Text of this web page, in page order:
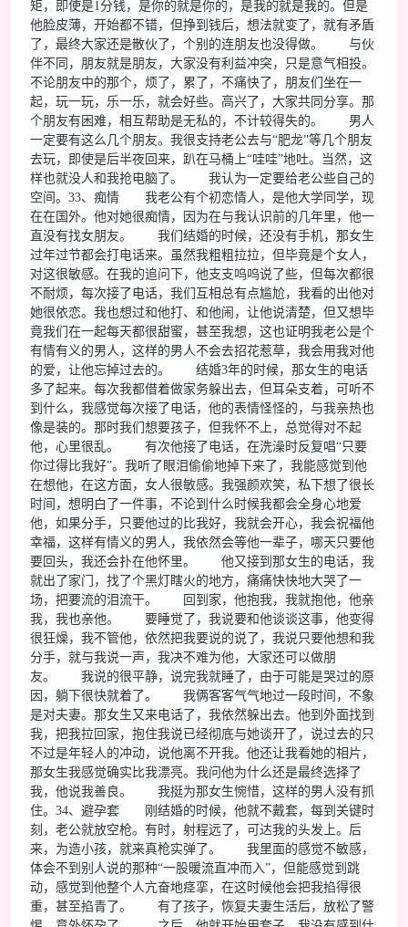
矩，即使是1分钱，是你的就是你的，是我的就是我的。但是
他脸皮薄，开始都不错，但挣到钱后，想法就变了，就有矛盾
了，最终大家还是散伙了，个别的连朋友也没得做。 与伙
伴不同，朋友就是朋友，大家没有利益冲突，只是意气相投。
不论朋友中的那个，烦了，累了，不痛快了，朋友们坐在一
起，玩一玩，乐一乐，就会好些。高兴了，大家共同分享。那
个朋友有困难，相互帮助是无私的，不计较得失的。 男人
一定要有这么几个朋友。我很支持老公去与“肥龙”等几个朋友
去玩，即使是后半夜回来，趴在马桶上“哇哇”地吐。当然，这
样也就没人和我抢电脑了。 我认为一定要给老公些自己的
空间。33、痴情 我老公有个初恋情人，是他大学同学，现
在在国外。他对她很痴情，因为在与我认识前的几年里，他一
直没有找女朋友。 我们结婚的时候，还没有手机，那女生
过年过节都会打电话来。虽然我粗粗拉拉，但毕竟是个女人，
对这很敏感。在我的追问下，他支支呜呜说了些，但每次都很
不耐烦，每次接了电话，我们互相总有点尴尬，我看的出他对
她很依恋。我也想过和他打、和他闹，让他说清楚，但又想毕
竟我们在一起每天都很甜蜜，甚至我想，这也证明我老公是个
有情有义的男人，这样的男人不会去招花惹草，我会用我对他
的爱，让他忘掉过去的。 结婚3年的时候，那女生的电话
多了起来。每次我都借着做家务躲出去，但耳朵支着，可听不
到什么，我感觉每次接了电话，他的表情怪怪的，与我亲热也
像是装的。那时我们想要孩子，但我怀不上，总觉得对不起
他，心里很乱。 有次他接了电话，在洗澡时反复唱“只要
你过得比我好”。我听了眼泪偷偷地掉下来了，我能感觉到他
在想他，在这方面，女人很敏感。我强颜欢笑，私下想了很长
时间，想明白了一件事，不论到什么时候我都会全身心地爱
他，如果分手，只要他过的比我好，我就会开心，我会祝福他
幸福，这样有情义的男人，我依然会等他一辈子，哪天只要他
要回头，我还会扑在他怀里。 他又接到那女生的电话，我
就出了家门，找了个黑灯瞎火的地方，痛痛快快地大哭了一
场，把要流的泪流干。 回到家，他抱我，我就抱他，他亲
我，我也亲他。 要睡觉了，我说要和他谈谈这事，他变得
很狂燥，我不管他，依然把我要说的说了，我说只要他想和我
分手，就与我说一声，我决不难为他，大家还可以做朋
友。 我说的很平静，说完我就睡了，由于可能是哭过的原
因，躺下很快就着了。 我俩客客气气地过一段时间，不象
是对夫妻。那女生又来电话了，我依然躲出去。他到外面找到
我，把我拉回家，抱住我说已经彻底与她谈开了，说过去的只
不过是年轻人的冲动，说他离不开我。他还让我看她的相片，
那女生我感觉确实比我漂亮。我问他为什么还是最终选择了
我，他说我善良。 我挺为那女生惋惜，这样的男人没有抓
住。34、避孕套 刚结婚的时候，他就不戴套，每到关键时
刻，老公就放空枪。有时，射程远了，可达我的头发上。后
来，为造小孩，就来真枪实弹了。 我里面的感觉不敏感，
体会不到别人说的那种“一股暖流直冲而入”，但能感觉到跳
动，感觉到他整个人亢奋地痉挛，在这时候他会把我掐得很
重，甚至掐青了。 有了孩子，恢复夫妻生活后，放松了警